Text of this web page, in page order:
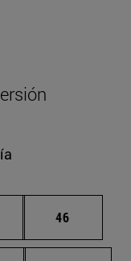
Páginas intermedias
Página
46